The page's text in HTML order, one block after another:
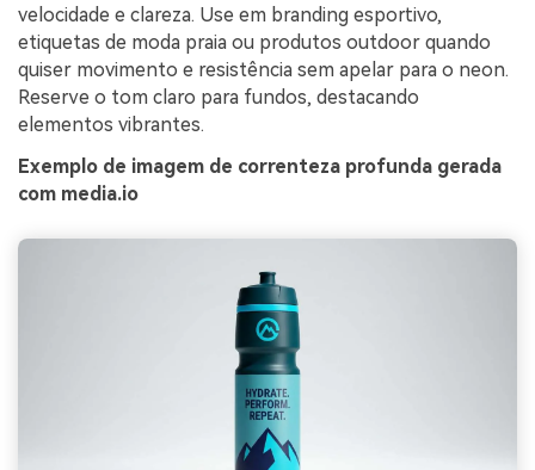
velocidade e clareza. Use em branding esportivo,
etiquetas de moda praia ou produtos outdoor quando
quiser movimento e resistência sem apelar para o neon.
Reserve o tom claro para fundos, destacando
elementos vibrantes.
Exemplo de imagem de correnteza profunda gerada
com media.io